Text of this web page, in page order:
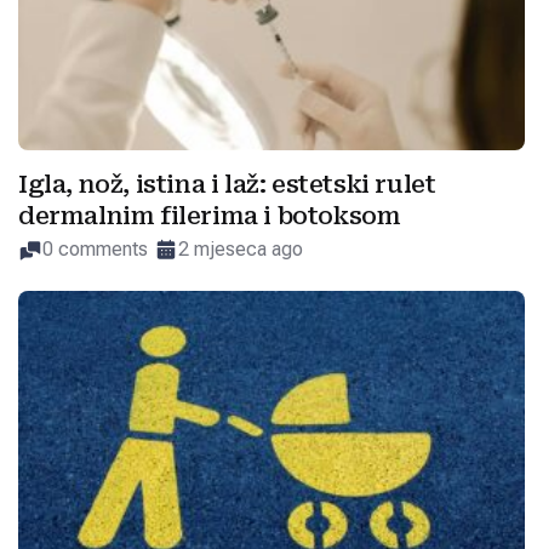
Igla, nož, istina i laž: estetski rulet
dermalnim filerima i botoksom
0 comments 2 mjeseca ago